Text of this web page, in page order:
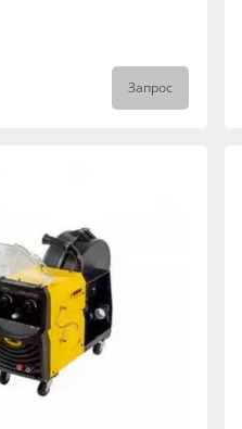
Запрос